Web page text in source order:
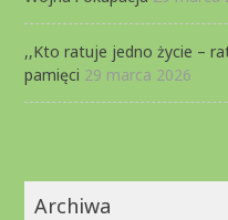
,,Kto ratuje jedno życie –
pamięci 29 marca 2026
Archiwa